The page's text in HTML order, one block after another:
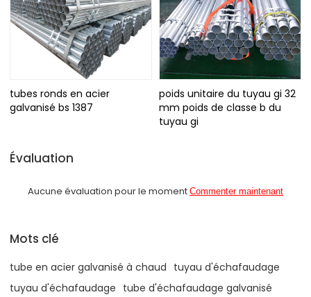
tubes ronds en acier
galvanisé bs 1387
poids unitaire du tuyau gi 32
mm poids de classe b du
tuyau gi
Évaluation
Aucune évaluation pour le moment Commenter maintenant
Mots clé
tube en acier galvanisé à chaud tuyau d'échafaudage
tuyau d'échafaudage tube d'échafaudage galvanisé